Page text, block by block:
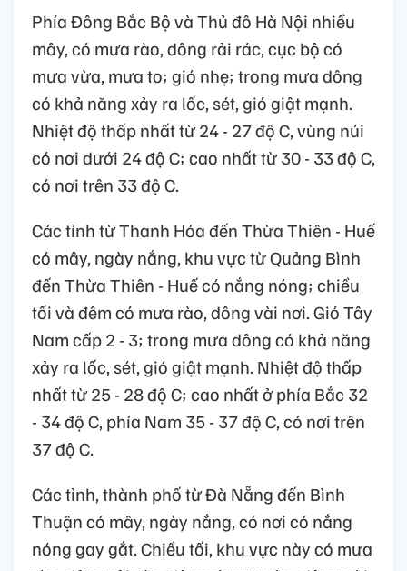
Phía Đông Bắc Bộ và Thủ đô Hà Nội nhiều
mây, có mưa rào, dông rải rác, cục bộ có
mưa vừa, mưa to; gió nhẹ; trong mưa dông
có khả năng xảy ra lốc, sét, gió giật mạnh.
Nhiệt độ thấp nhất từ 24 - 27 độ C, vùng núi
có nơi dưới 24 độ C; cao nhất từ 30 - 33 độ C,
có nơi trên 33 độ C.
Các tỉnh từ Thanh Hóa đến Thừa Thiên - Huế
có mây, ngày nắng, khu vực từ Quảng Bình
đến Thừa Thiên - Huế có nắng nóng; chiều
tối và đêm có mưa rào, dông vài nơi. Gió Tây
Nam cấp 2 - 3; trong mưa dông có khả năng
xảy ra lốc, sét, gió giật mạnh. Nhiệt độ thấp
nhất từ 25 - 28 độ C; cao nhất ở phía Bắc 32
- 34 độ C, phía Nam 35 - 37 độ C, có nơi trên
37 độ C.
Các tỉnh, thành phố từ Đà Nẵng đến Bình
Thuận có mây, ngày nắng, có nơi có nắng
nóng gay gắt. Chiều tối, khu vực này có mưa